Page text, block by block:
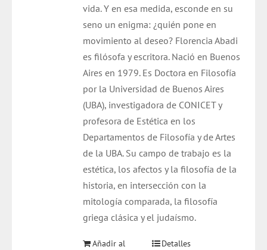
vida. Y en esa medida, esconde en su
seno un enigma: ¿quién pone en
movimiento al deseo? Florencia Abadi
es filósofa y escritora. Nació en Buenos
Aires en 1979. Es Doctora en Filosofía
por la Universidad de Buenos Aires
(UBA), investigadora de CONICET y
profesora de Estética en los
Departamentos de Filosofía y de Artes
de la UBA. Su campo de trabajo es la
estética, los afectos y la filosofía de la
historia, en intersección con la
mitología comparada, la filosofía
griega clásica y el judaísmo.
Añadir al
Detalles